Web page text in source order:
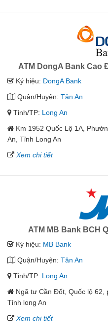
ATM DongA Bank Cao
Ký hiệu: DongA Bank
Quận/Huyện: Tân An
Tỉnh/TP: Long An
Km 1952 Quốc Lộ 1A,
An, Tỉnh Long An
Xem chi tiết
ATM MB Bank BCH
Ký hiệu: MB Bank
Quận/Huyện: Tân An
Tỉnh/TP: Long An
Ngã tư Cần Đốt, Quốc lộ 62,
Tỉnh long An
Xem chi tiết